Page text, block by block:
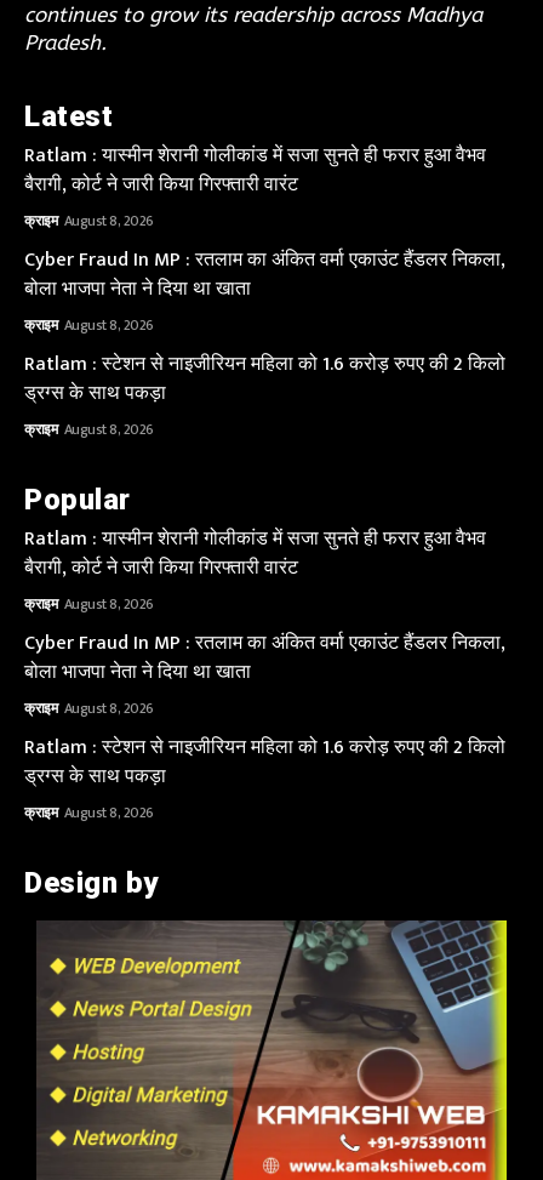
continues to grow its readership across Madhya
Pradesh.
Latest
Ratlam : यास्मीन शेरानी गोलीकांड में सजा सुनते ही फरार हुआ वैभव
बैरागी, कोर्ट ने जारी किया गिरफ्तारी वारंट
क्राइम August 8, 2026
Cyber Fraud In MP : रतलाम का अंकित वर्मा एकाउंट हैंडलर निकला,
बोला भाजपा नेता ने दिया था खाता
क्राइम August 8, 2026
Ratlam : स्टेशन से नाइजीरियन महिला को 1.6 करोड़ रुपए की 2 किलो
ड्रग्स के साथ पकड़ा
क्राइम August 8, 2026
Popular
Ratlam : यास्मीन शेरानी गोलीकांड में सजा सुनते ही फरार हुआ वैभव
बैरागी, कोर्ट ने जारी किया गिरफ्तारी वारंट
क्राइम August 8, 2026
Cyber Fraud In MP : रतलाम का अंकित वर्मा एकाउंट हैंडलर निकला,
बोला भाजपा नेता ने दिया था खाता
क्राइम August 8, 2026
Ratlam : स्टेशन से नाइजीरियन महिला को 1.6 करोड़ रुपए की 2 किलो
ड्रग्स के साथ पकड़ा
क्राइम August 8, 2026
Design by